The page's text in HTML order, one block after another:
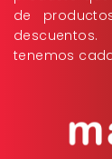
de
tenemos